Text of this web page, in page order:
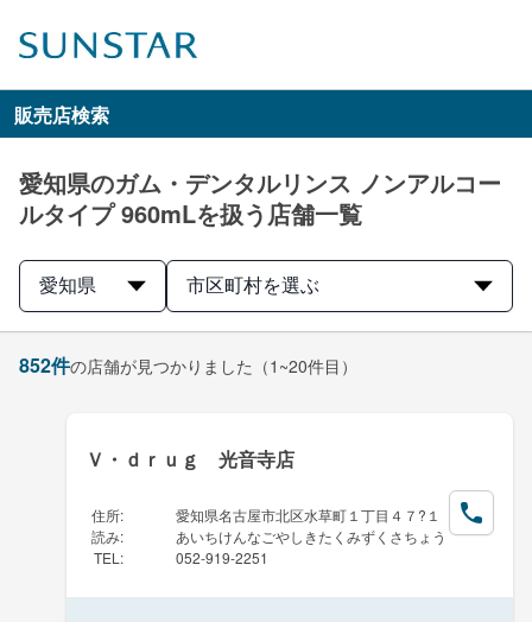
販売店検索
愛知県のガム・デンタルリンス ノンアルコー
ルタイプ 960mLを扱う店舗一覧
愛知県 市区町村を選ぶ
852件の店舗が見つかりました （1~20件目）
Ｖ・ｄｒｕｇ 光音寺店
住所:
愛知県名古屋市北区水草町１丁目４７?１
読み:
あいちけんなごやしきたくみずくさちょう
TEL : 052-919-2251